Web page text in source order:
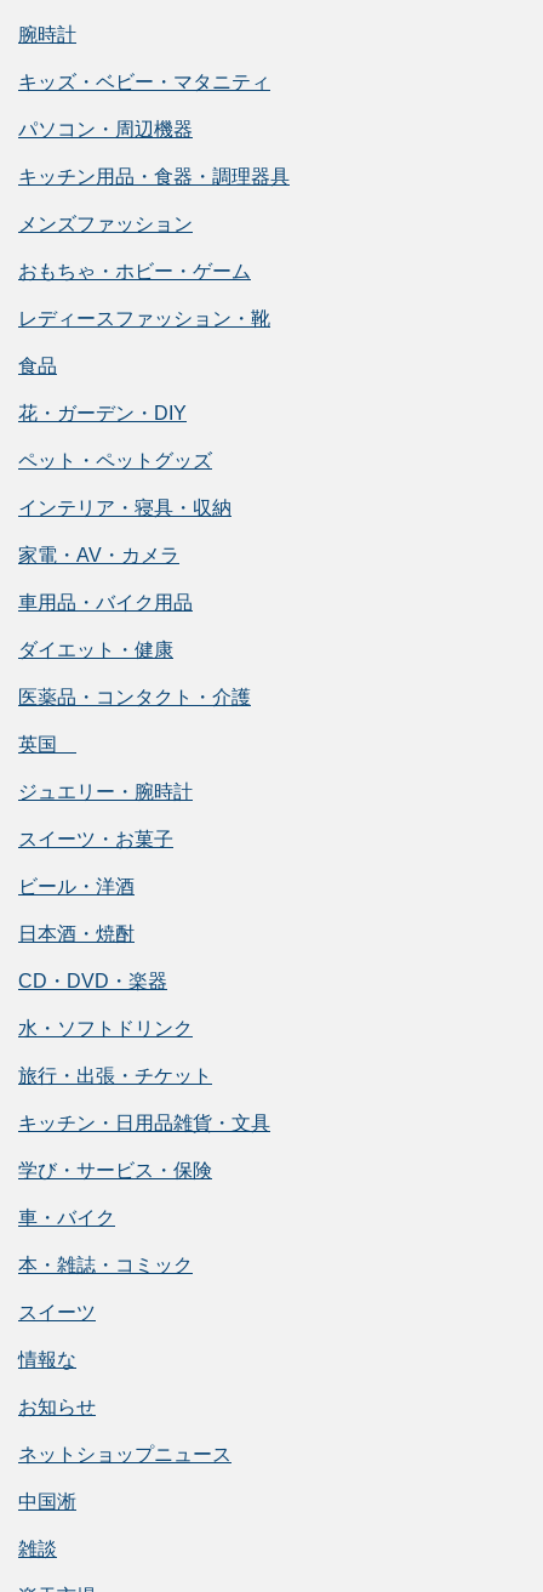
腕時計
キッズ・ベビー・マタニティ
パソコン・周辺機器
キッチン用品・食器・調理器具
メンズファッション
おもちゃ・ホビー・ゲーム
レディースファッション・靴
食品
花・ガーデン・DIY
ペット・ペットグッズ
インテリア・寝具・収納
家電・AV・カメラ
車用品・バイク用品
ダイエット・健康
医薬品・コンタクト・介護
英国
ジュエリー・腕時計
スイーツ・お菓子
ビール・洋酒
日本酒・焼酎
CD・DVD・楽器
水・ソフトドリンク
旅行・出張・チケット
キッチン・日用品雑貨・文具
学び・サービス・保険
車・バイク
本・雑誌・コミック
スイーツ
情報な
お知らせ
ネットショップニュース
中国淅
雑談